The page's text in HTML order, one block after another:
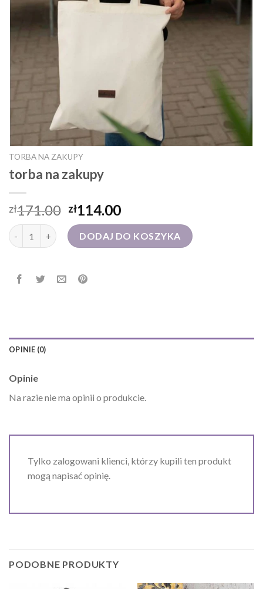
TORBA NA ZAKUPY
torba na zakupy
zł171.00 zł114.00
ilość torba na zakupyDODAJ DO KOSZYKA
OPINIE (0)
Opinie
Na razie nie ma opinii o produkcie.
Tylko zalogowani klienci, którzy kupili ten produkt
mogą napisać opinię.
PODOBNE PRODUKTY